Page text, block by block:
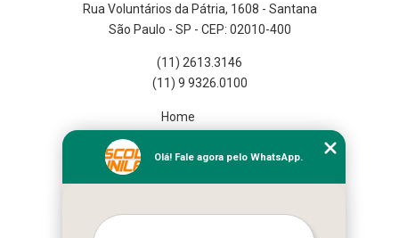
Rua Voluntários da Pátria, 1608 - Santana
São Paulo - SP - CEP: 02010-400
(11) 2613.3146
(11) 9 9326.0100
Home
Missão
Mapa do site
Olá! Fale agora pelo WhatsApp.